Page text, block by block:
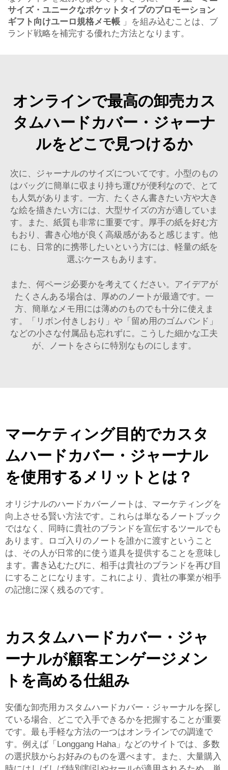
サイズ・ユニークなポケットタイプのプロモーション
ギフト向けユーロ規格メモ帳 」を組み込むことは、ブ
ランド戦略を補完する優れた方法となります。
オンラインで最高の卸売カス
タムハードカバー・ジャーナ
ルをどこで見つけるか
次に、ジャーナルのサイズについてです。小型のもの
はバッグに簡単に収まり持ち運びが便利なので、とて
も人気があります。一方、たくさん書きたい方や大き
な絵を描きたい方には、大型サイズの方が適していま
す。また、紙質も非常に重要です。厚手の紙を好む方
もおり、書き心地が良く高級感があると感じます。他
にも、日常的に携帯したいという方には、軽量の紙を
選ぶケースもあります。
また、何ページ必要かを考えてください。アイデアが
たくさんある場合は、厚めのノートが最適です。一
方、簡単なメモ用には薄めのものでも十分に使えま
す。「リボン付きしおり」や「留め用のゴムバンド」
などの小さな付属品も忘れずに。こうした細かな工夫
が、ノートをさらに特別なものにします。
マーケティング目的でカスタ
ムハードカバー・ジャーナル
を使用するメリットとは？
オリジナルのハードカバーノートは、マーケティングを
向上させる賢い方法です。これらは単なるノートブック
ではなく、同時に貴社のブランドを宣伝するツールでも
あります。ロゴ入りのノートを誰かに渡すということ
は、その人が日常的に使う道具を提供することを意味し
ます。書き込むたびに、相手は貴社のブランドを再び目
にすることになります。これにより、貴社の事業が相手
の記憶に深く残るのです。
カスタムハードカバー・ジャ
ーナルが顧客エンゲージメン
トを高める仕組み
安価な卸売用カスタムハードカバー・ジャーナルを探し
ている場合、どこで入手できるかを把握することが重要
です。最も手軽な方法の一つはオンラインでの調達で
す。例えば「Longgang Haha」などのサイトでは、多数
の選択肢からお好みのものを選べます。また、大量購入